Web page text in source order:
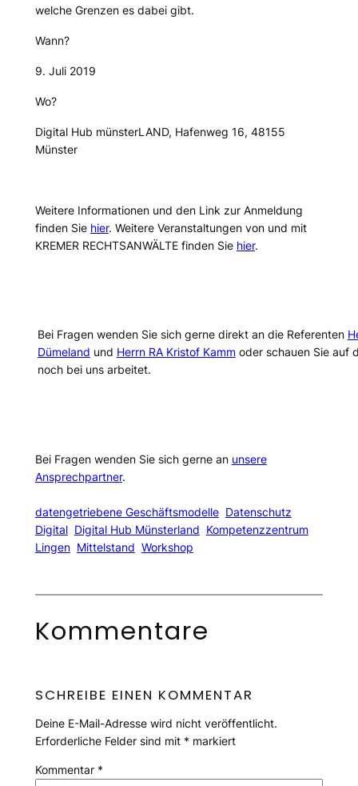
welche Grenzen es dabei gibt.
Wann?
9. Juli 2019
Wo?
Digital Hub münsterLAND, Hafenweg 16, 48155
Münster
Weitere Informationen und den Link zur Anmeldung
finden Sie hier. Weitere Veranstaltungen von und mit
KREMER RECHTSANWÄLTE finden Sie hier.
Bei Fragen wenden Sie sich gerne direkt an die Referenten
Dümeland und Herrn RA Kristof Kammoder schauen Sie auf
noch bei uns arbeitet.
Bei Fragen wenden Sie sich gerne an unsere
Ansprechpartner.
datengetriebene Geschäftsmodelle Datenschutz
Digital Digital Hub Münsterland Kompetenzzentrum
Lingen Mittelstand Workshop
Kommentare
SCHREIBE EINEN KOMMENTAR
Deine E-Mail-Adresse wird nicht veröffentlicht.
Erforderliche Felder sind mit * markiert
Kommentar *